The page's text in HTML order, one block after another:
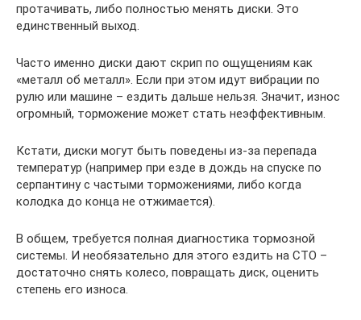
протачивать, либо полностью менять диски. Это
единственный выход.
Часто именно диски дают скрип по ощущениям как
«металл об металл». Если при этом идут вибрации по
рулю или машине – ездить дальше нельзя. Значит, износ
огромный, торможение может стать неэффективным.
Кстати, диски могут быть поведены из-за перепада
температур (например при езде в дождь на спуске по
серпантину с частыми торможениями, либо когда
колодка до конца не отжимается).
В общем, требуется полная диагностика тормозной
системы. И необязательно для этого ездить на СТО –
достаточно снять колесо, повращать диск, оценить
степень его износа.